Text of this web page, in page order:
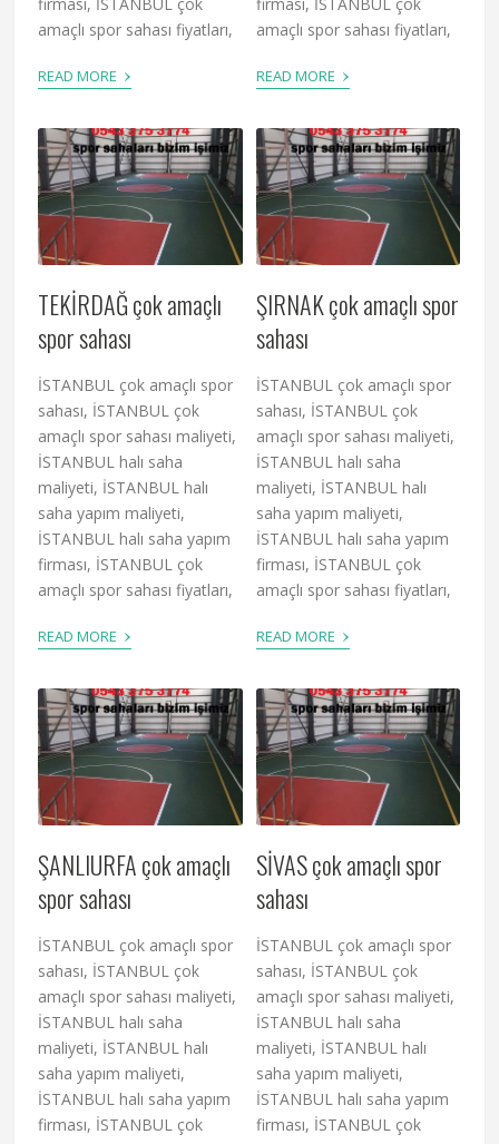
amaçlı spor sahası fiyatları,
READ MORE ›
amaçlı spor sahası fiyatları,
READ MORE ›
TEKİRDAĞ çok amaçlı
spor sahası
İSTANBUL çok amaçlı spor
sahası, İSTANBUL çok
amaçlı spor sahası maliyeti,
İSTANBUL halı saha
maliyeti, İSTANBUL halı
saha yapım maliyeti,
İSTANBUL halı saha yapım
firması, İSTANBUL çok
amaçlı spor sahası fiyatları,
READ MORE ›
ŞIRNAK çok amaçlı spor
sahası
İSTANBUL çok amaçlı spor
sahası, İSTANBUL çok
amaçlı spor sahası maliyeti,
İSTANBUL halı saha
maliyeti, İSTANBUL halı
saha yapım maliyeti,
İSTANBUL halı saha yapım
firması, İSTANBUL çok
amaçlı spor sahası fiyatları,
READ MORE ›
ŞANLIURFA çok amaçlı
spor sahası
İSTANBUL çok amaçlı spor
sahası, İSTANBUL çok
amaçlı spor sahası maliyeti,
İSTANBUL halı saha
maliyeti, İSTANBUL halı
saha yapım maliyeti,
İSTANBUL halı saha yapım
firması, İSTANBUL çok
SİVAS çok amaçlı spor
sahası
İSTANBUL çok amaçlı spor
sahası, İSTANBUL çok
amaçlı spor sahası maliyeti,
İSTANBUL halı saha
maliyeti, İSTANBUL halı
saha yapım maliyeti,
İSTANBUL halı saha yapım
firması, İSTANBUL çok